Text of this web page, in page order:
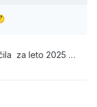
za leto 2025 …